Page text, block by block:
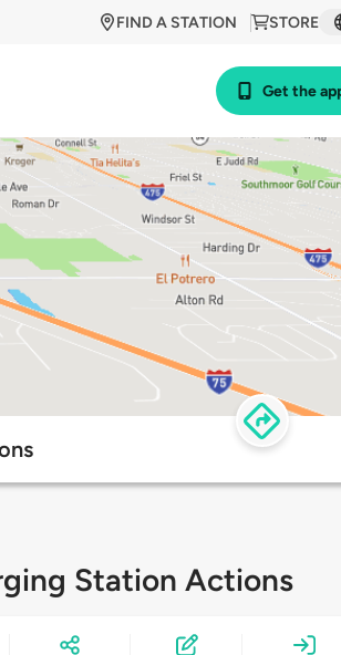
STORE
FIND A STATION
Get the
Station Actions